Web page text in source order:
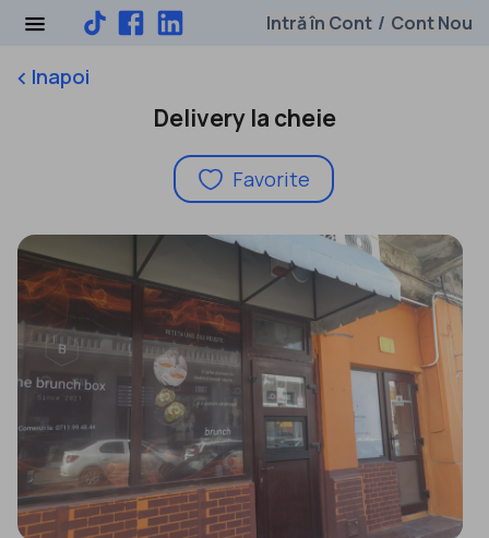
Intră în Cont / Cont Nou
keyboard_arrow_leftInapoi
Delivery la cheie
Favorite